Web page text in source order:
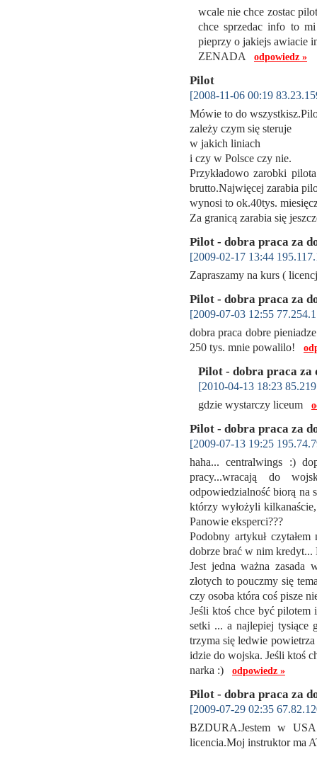
wcale nie chce zostac
chce sprzedac info to
pieprzy o jakiejs awiacie
ZENADA odpowiedz »
Pilot
[2008-11-06 00:19
Mówie to do
zależy czym się steruje
w jakich liniach
i czy w Polsce czy nie.
Przykładowo zarobki
brutto.Najwięcej zarabia
wynosi to ok.40tys.
Za granicą zarabia się
Pilot - dobra praca za
[2009-02-17 13:44
Zapraszamy na kurs (
Pilot - dobra praca za
[2009-07-03 12:55
dobra praca dobre
250 tys. mnie powalilo!
Pilot - dobra praca za
[2010-04-13 18:23
gdzie wystarczy liceum
Pilot - dobra praca za
[2009-07-13 19:25
haha... centralwings :)
pracy...wracają do
odpowiedzialność biorą na
którzy wyłożyli
Panowie eksperci???
Podobny artykuł
dobrze brać w nim kredyt...
Jest jedna ważna zasada
złotych to pouczmy się
czy osoba która coś pisze
Jeśli ktoś chce być pilotem
setki ... a najlepiej
trzyma się ledwie
idzie do wojska. Jeśli ktoś
narka :) odpowiedz »
Pilot - dobra praca za
[2009-07-29 02:35
BZDURA.Jestem w
licencia.Moj instruktor ma